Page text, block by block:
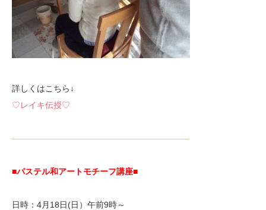
詳しくはこちら↓
♡レイキ伝授♡
—————————————————————-
■パステル和アートモチーフ講座■
日時：4月18日(日）午前9時～